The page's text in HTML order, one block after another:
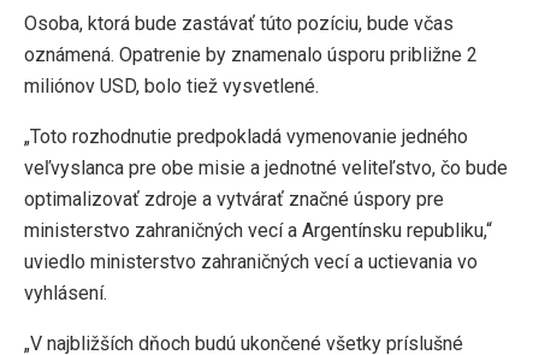
Osoba, ktorá bude zastávať túto pozíciu, bude včas
oznámená. Opatrenie by znamenalo úsporu približne 2
miliónov USD, bolo tiež vysvetlené.
„Toto rozhodnutie predpokladá vymenovanie jedného
veľvyslanca pre obe misie a jednotné veliteľstvo, čo bude
optimalizovať zdroje a vytvárať značné úspory pre
ministerstvo zahraničných vecí a Argentínsku republiku,“
uviedlo ministerstvo zahraničných vecí a uctievania vo
vyhlásení.
„V najbližších dňoch budú ukončené všetky príslušné